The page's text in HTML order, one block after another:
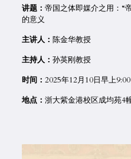
讲题： 帝国之体即媒介之用：“
的意义
主讲人： 陈金华教授
主持人： 孙英刚教授
时间： 2025年12月10日早上9:00
地点： 浙大紫金港校区成均苑4